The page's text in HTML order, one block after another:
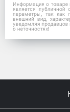
Информация о товаре
является
параметры, так как
внешний вид,
уведомляя
о неточностях!